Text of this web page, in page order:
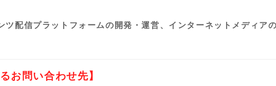
ツ配信プラットフォームの開発・運営、インターネットメディア
お問い合わせ先】